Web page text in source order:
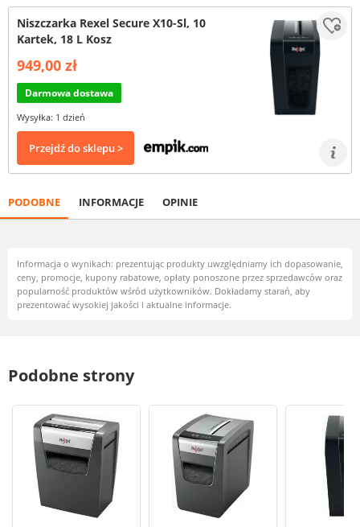
Niszczarka Rexel Secure X10-Sl, 10
Kartek, 18 L Kosz
949,00 zł
Darmowa dostawa
Wysyłka: 1 dzień
Przejdź do sklepu >
PODOBNE INFORMACJE OPINIE
Informacja o wynikach: prezentując produkty uwzględniamy ich dopasowanie,
ceny, promocje, kupony rabatowe, opłaty ponoszone przez sprzedawców oraz
popularność produktów wśród użytkowników. Dokładamy starań, aby
prezentować wysokiej jakości i aktualne informacje.
Podobne strony